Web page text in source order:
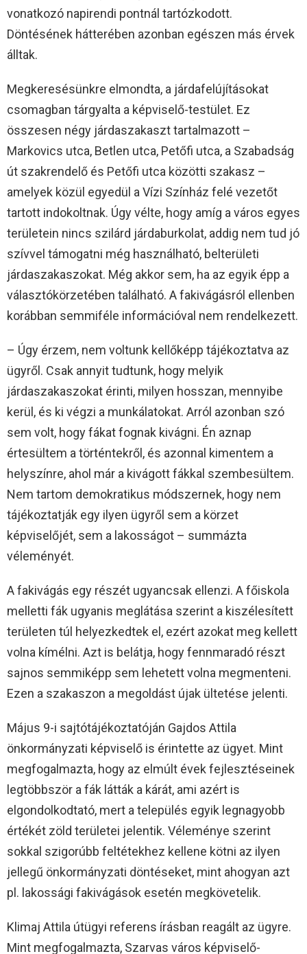
vonatkozó napirendi pontnál tartózkodott.
Döntésének hátterében azonban egészen más érvek
álltak.
Megkeresésünkre elmondta, a járdafelújításokat
csomagban tárgyalta a képviselő-testület. Ez
összesen négy járdaszakaszt tartalmazott –
Markovics utca, Betlen utca, Petőfi utca, a Szabadság
út szakrendelő és Petőfi utca közötti szakasz –
amelyek közül egyedül a Vízi Színház felé vezetőt
tartott indokoltnak. Úgy vélte, hogy amíg a város egyes
területein nincs szilárd járdaburkolat, addig nem tud jó
szívvel támogatni még használható, belterületi
járdaszakaszokat. Még akkor sem, ha az egyik épp a
választókörzetében található. A fakivágásról ellenben
korábban semmiféle információval nem rendelkezett.
– Úgy érzem, nem voltunk kellőképp tájékoztatva az
ügyről. Csak annyit tudtunk, hogy melyik
járdaszakaszokat érinti, milyen hosszan, mennyibe
kerül, és ki végzi a munkálatokat. Arról azonban szó
sem volt, hogy fákat fognak kivágni. Én aznap
értesültem a történtekről, és azonnal kimentem a
helyszínre, ahol már a kivágott fákkal szembesültem.
Nem tartom demokratikus módszernek, hogy nem
tájékoztatják egy ilyen ügyről sem a körzet
képviselőjét, sem a lakosságot – summázta
véleményét.
A fakivágás egy részét ugyancsak ellenzi. A főiskola
melletti fák ugyanis meglátása szerint a kiszélesített
területen túl helyezkedtek el, ezért azokat meg kellett
volna kímélni. Azt is belátja, hogy fennmaradó részt
sajnos semmiképp sem lehetett volna megmenteni.
Ezen a szakaszon a megoldást újak ültetése jelenti.
Május 9-i sajtótájékoztatóján Gajdos Attila
önkormányzati képviselő is érintette az ügyet. Mint
megfogalmazta, hogy az elmúlt évek fejlesztéseinek
legtöbbször a fák látták a kárát, ami azért is
elgondolkodtató, mert a település egyik legnagyobb
értékét zöld területei jelentik. Véleménye szerint
sokkal szigorúbb feltétekhez kellene kötni az ilyen
jellegű önkormányzati döntéseket, mint ahogyan azt
pl. lakossági fakivágások esetén megkövetelik.
Klimaj Attila útügyi referens írásban reagált az ügyre.
Mint megfogalmazta, Szarvas város képviselő-